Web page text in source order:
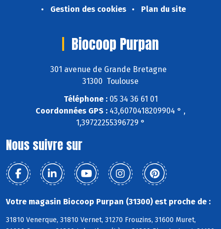
Gestion des cookies
Plan du site
Biocoop Purpan
301 avenue de Grande Bretagne
31300 Toulouse
Téléphone :05 34 36 61 01
Coordonnées GPS : 43,6070418209904 ° ,
1,39722255396729 °
Nous suivre sur
Votre magasin Biocoop Purpan (31300) est proche de :
31810 Venerque, 31810 Vernet, 31270 Frouzins, 31600 Muret,